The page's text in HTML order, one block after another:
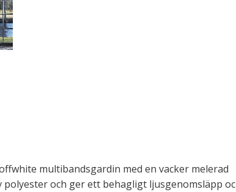
multibandsgardin med en vacker melerad
och ger ett behagligt ljusgenomsläpp